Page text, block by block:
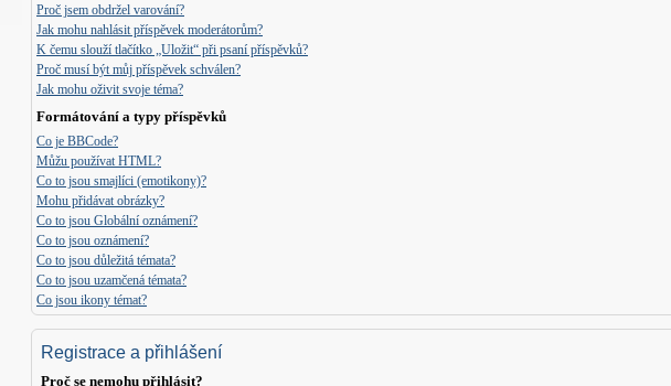
Proč jsem obdržel varování?
Jak mohu nahlásit příspěvek moderátorům?
K čemu slouží tlačítko „Uložit“ při psaní příspěvků?
Proč musí být můj příspěvek schválen?
Jak mohu oživit svoje téma?
Formátování a typy příspěvků
Co je BBCode?
Můžu používat HTML?
Co to jsou smajlíci (emotikony)?
Mohu přidávat obrázky?
Co to jsou Globální oznámení?
Co to jsou oznámení?
Co to jsou důležitá témata?
Co to jsou uzamčená témata?
Co jsou ikony témat?
Registrace a přihlášení
Proč se nemohu přihlásit?